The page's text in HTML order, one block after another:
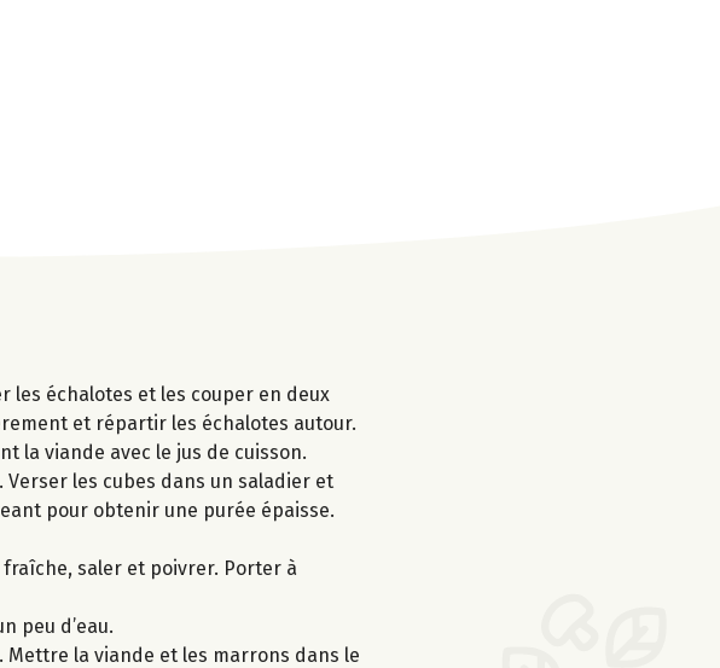
les échalotes et les couper en deux
et répartir les échalotes autour.
la viande avec le jus de cuisson.
les cubes dans un saladier et
pour obtenir une purée épaisse.
saler et poivrer. Porter à
peu d’eau.
la viande et les marrons dans le